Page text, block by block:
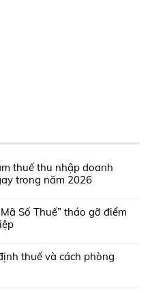
thuế thu nhập doanh
trong năm 2026
Số Thuế” tháo gỡ điểm
thuế và cách phòng